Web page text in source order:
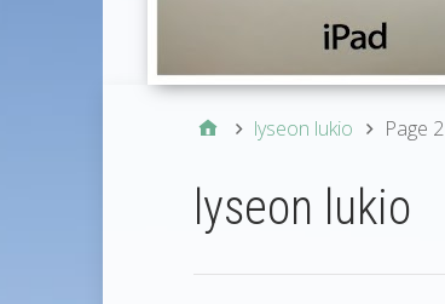
lyseon lukio Page 2
lyseon lukio